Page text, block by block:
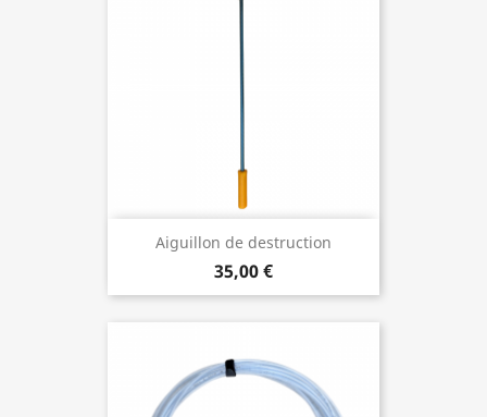
Aiguillon de destruction
35,00 €